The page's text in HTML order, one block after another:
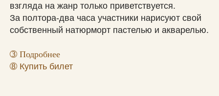
взгляда на жанр только приветствуется.
За полтора-два часа участники нарисуют свой
собственный натюрморт пастелью и акварелью.
➂ Подробнее
➇ Купить билет